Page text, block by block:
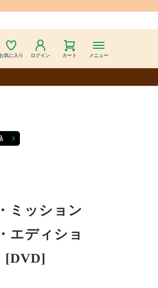
お気に入り ログイン カート メニュー
ミッション
エディショ
[DVD]